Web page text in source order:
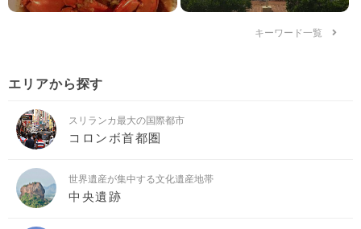
キーワード一覧
エリアから探す
スリランカ最大の国際都市
コロンボ首都圏
世界遺産が集中する文化遺産地帯
中央遺跡